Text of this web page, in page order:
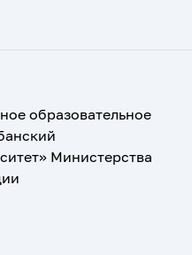
образовательное
Министерства